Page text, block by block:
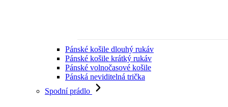
Pánské košile dlouhý rukáv
Pánské košile krátký rukáv
Pánské volnočasové košile
Pánská neviditelná trička
Spodní prádlo